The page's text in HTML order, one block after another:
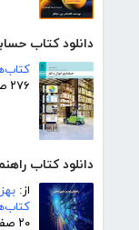
دانلود کتاب
۲۷۶ صفحه
دانلود کتاب
از:
۲۰ صفحه